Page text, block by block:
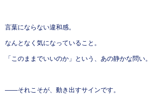
言葉にならない違和感。
なんとなく気になっていること。
「このままでいいのか」という、あの静かな問い。
——それこそが、動き出すサインです。